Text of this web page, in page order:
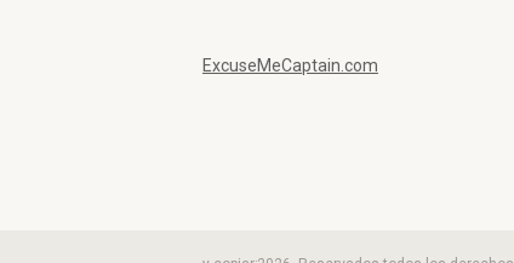
ExcuseMeCaptain.com